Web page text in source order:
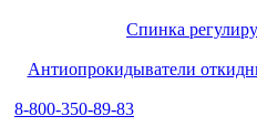
Спинка
Антиопрокидыватели
8-800-350-89-83